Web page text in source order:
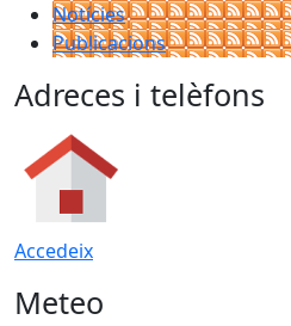
Notícies
Publicacions
Adreces i telèfons
Accedeix
Meteo